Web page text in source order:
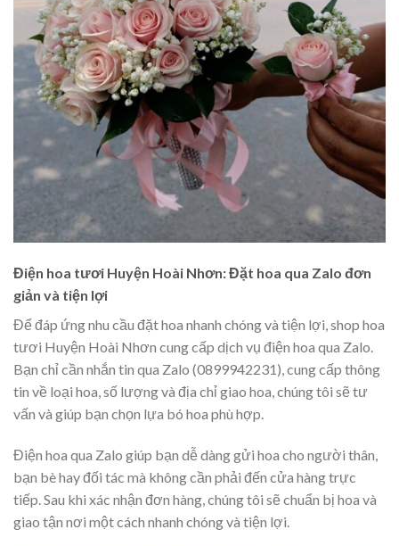
Điện hoa tươi Huyện Hoài Nhơn: Đặt hoa qua Zalo đơn
giản và tiện lợi
Để đáp ứng nhu cầu đặt hoa nhanh chóng và tiện lợi, shop hoa
tươi Huyện Hoài Nhơn cung cấp dịch vụ điện hoa qua Zalo.
Bạn chỉ cần nhắn tin qua Zalo (0899942231), cung cấp thông
tin về loại hoa, số lượng và địa chỉ giao hoa, chúng tôi sẽ tư
vấn và giúp bạn chọn lựa bó hoa phù hợp.
Điện hoa qua Zalo giúp bạn dễ dàng gửi hoa cho người thân,
bạn bè hay đối tác mà không cần phải đến cửa hàng trực
tiếp. Sau khi xác nhận đơn hàng, chúng tôi sẽ chuẩn bị hoa và
giao tận nơi một cách nhanh chóng và tiện lợi.